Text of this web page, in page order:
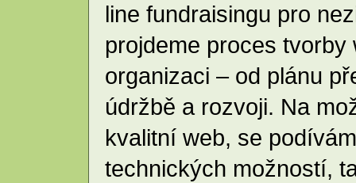
line fundraisingu pro
projdeme proces
organizaci – od plánu
údržbě a rozvoji. Na
kvalitní web, se
technických možností,